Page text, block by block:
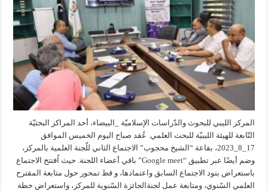
المركز الليبي للبحوث والدّراسات الإسلاميّة _البيضاء، أحد المراكز البحثيّة
التّابعة للهيئة الليبيّة للبحث العلمي. عُقد صباح اليوم الخميس الموافق
17_8_2023، بقاعة “الشيخ محجوب” الاجتماع الثاني للّجنة العلمية بالمركز،
وضم أيضًا عبر تطبيق “Google meet” باقي أعضاء اللجنة. حيث اُفتتح الاجتماع
باستعراض بنود الاجتماع السابق واعتمادها، و قظ تمحور حول متابعة المقترح
العلمي السّنوي، ومتابعة عمل لجنةالجائزة السّنوية للمركز، واستعراض خطة